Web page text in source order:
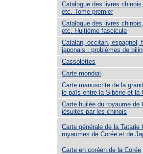
Catalogue des livres
etc. Tome premier
Catalogue des livres
etc. Huitième fascicule
Catalan, occitan, espagnol,
japonais : problèmes de
Cassolettes
Carte mondial
Carte manuscrite de la
le païs entre la Sibérie et la
Carte huilée du royaume de
jésuites par les chinois
Carte générale de la Tatarie
royaumes de Corée et de
Carte en coréen de la Corée